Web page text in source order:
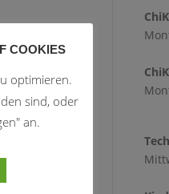
Office 365
COOKIES
optimieren.
sind, oder
an.